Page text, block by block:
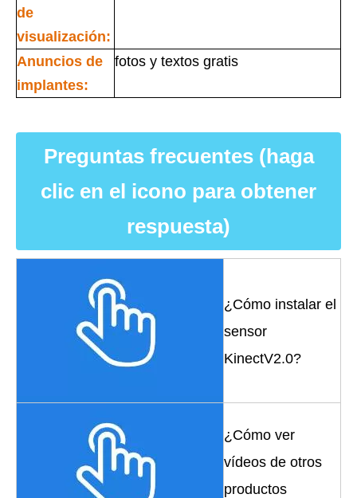
de
visualización:
Anuncios de
implantes:
fotos y textos gratis
Preguntas frecuentes (haga
clic en el icono para obtener
respuesta)
¿Cómo instalar el
sensor
KinectV2.0?
¿Cómo ver
vídeos de otros
productos